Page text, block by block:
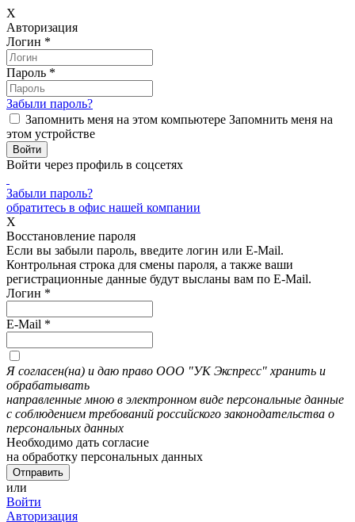
X
Авторизация
Логин *
Пароль *
Забыли пароль?
Запомнить меня на этом компьютере Запомнить меня на
этом устройстве
Войти через профиль в соцсетях
Забыли пароль?
обратитесь в офис нашей компании
X
Восстановление пароля
Если вы забыли пароль, введите логин или E-Mail.
Контрольная строка для смены пароля, а также ваши
регистрационные данные будут высланы вам по E-Mail.
Логин *
E-Mail *
Я согласен(на) и даю право ООО "УК Экспресс" хранить и
обрабатывать
направленные мною в электронном виде персональные данные
с соблюдением требований российского законодательства о
персональных данных
Необходимо дать согласие
на обработку персональных данных
или
Войти
Авторизация